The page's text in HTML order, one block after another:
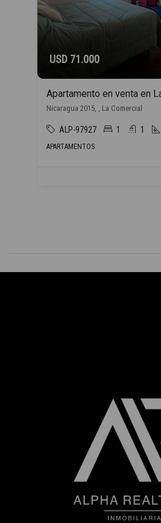
USD 71.000
Apartamento en venta en
Nicaragua 2015, , La Comercial
ALP-97927 1 1
APARTAMENTOS